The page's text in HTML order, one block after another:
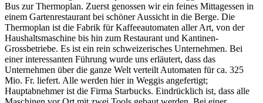
Bus zur Thermoplan. Zuerst genossen wir ein feines Mittagessen in
einem Gartenrestaurant bei schöner Aussicht in die Berge. Die
Thermoplan ist die Fabrik für Kaffeeautomaten aller Art, von der
Haushaltsmaschine bis hin zum Restaurant und Kantinen-
Grossbetriebe. Es ist ein rein schweizerisches Unternehmen. Bei
einer interessanten Führung wurde uns erläutert, dass das
Unternehmen über die ganze Welt verteilt Automaten für ca. 325
Mio. Fr. liefert. Alle werden hier in Weggis angefertigt;
Hauptabnehmer ist die Firma Starbucks. Eindrücklich ist, dass alle